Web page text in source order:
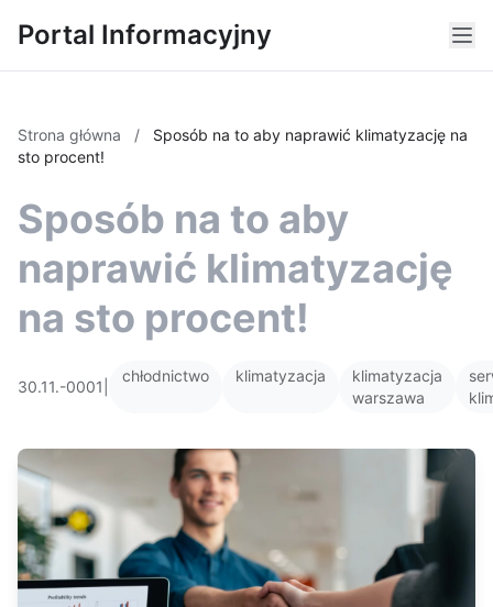
Portal Informacyjny
Strona główna /
Sposób na to aby naprawić klimatyzację na
sto procent!
Sposób na to aby
naprawić klimatyzację
na sto procent!
30.11.-0001
chłodnictwo klimatyzacja
klimatyzacja
warszawa